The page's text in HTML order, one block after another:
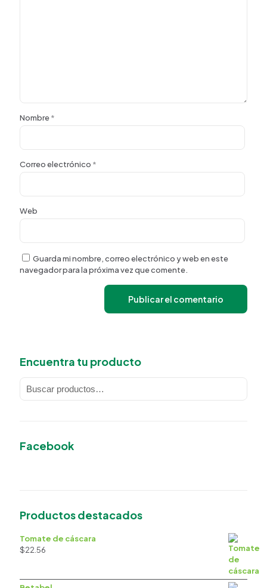
Nombre*
Correo electrónico *
Web
Guarda mi nombre, correo electrónico y web en este
navegador para la próxima vez que comente.
Encuentra tu producto
Facebook
Productos destacados
Tomate de cáscara
$22.56